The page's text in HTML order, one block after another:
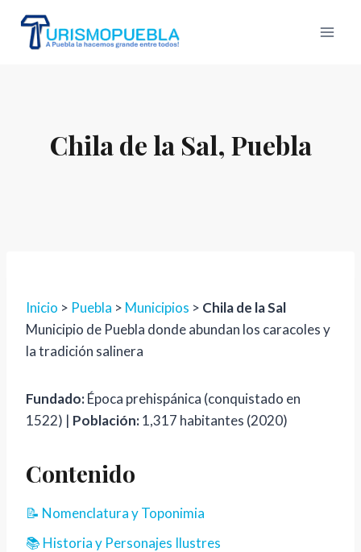
content
Chila de la Sal, Puebla
Inicio > Puebla > Municipios > Chila de la Sal
Municipio de Puebla donde abundan los caracoles y
la tradición salinera
Fundado:Época prehispánica (conquistado en
1522) | Población:1,317 habitantes (2020)
Contenido
📝 Nomenclatura y Toponimia
📚 Historia y Personajes Ilustres